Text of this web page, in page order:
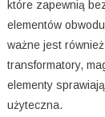
które zapewnią
elementów
ważne jest
transformatory,
elementy
użyteczna.